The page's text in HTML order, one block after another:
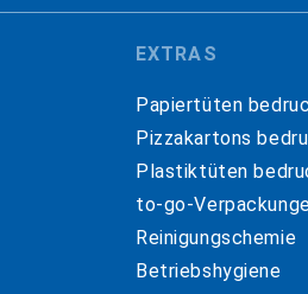
EXTRAS
Papiertüten
Pizzakartons
Plastiktüten
to-go-
Reinigungschemie
Betriebshygiene